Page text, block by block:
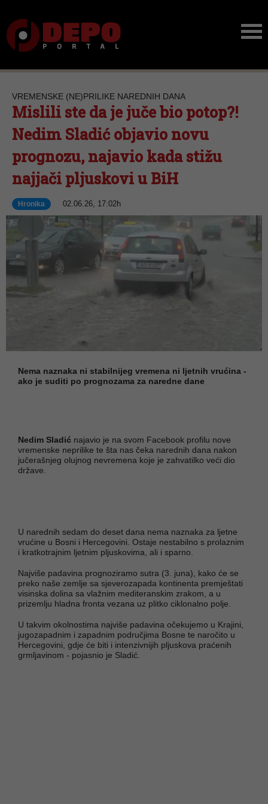
VREMENSKE (NE)PRILIKE NAREDNIH DANA
Mislili ste da je juče bio potop?!
Nedim Sladić objavio novu
prognozu, najavio kada stižu
najjači pljuskovi u BiH
Hronika 02.06.26, 17:02h
Nema naznaka ni stabilnijeg vremena ni ljetnih vrućina -
ako je suditi po prognozama za naredne dane
Nedim Sladić najavio je na svom Facebook profilu nove
vremenske neprilike te šta nas čeka narednih dana nakon
jučerašnjeg olujnog nevremena koje je zahvatilko veći dio
države.
U narednih sedam do deset dana nema naznaka za ljetne
vrućine u Bosni i Hercegovini. Ostaje nestabilno s prolaznim
i kratkotrajnim ljetnim pljuskovima, ali i sparno.
Najviše padavina prognoziramo sutra (3. juna), kako će se
preko naše zemlje sa sjeverozapada kontinenta premještati
visinska dolina sa vlažnim mediteranskim zrakom, a u
prizemlju hladna fronta vezana uz plitko ciklonalno polje.
U takvim okolnostima najviše padavina očekujemo u Krajini,
jugozapadnim i zapadnim područjima Bosne te naročito u
Hercegovini, gdje će biti i intenzivnijih pljuskova praćenih
grmljavinom - pojasnio je Sladić.